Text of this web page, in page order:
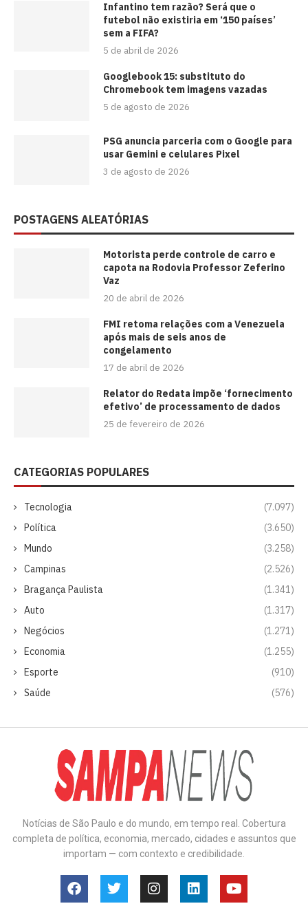
⁠Infantino tem razão? Será que o
futebol não existiria em ‘150 países’
sem a FIFA?
5 de abril de 2026
Googlebook 15: substituto do
Chromebook tem imagens vazadas
5 de agosto de 2026
PSG anuncia parceria com o Google para
usar Gemini e celulares Pixel
3 de agosto de 2026
POSTAGENS ALEATÓRIAS
Motorista perde controle de carro e
capota na Rodovia Professor Zeferino
Vaz
20 de abril de 2026
FMI retoma relações com a Venezuela
após mais de seis anos de
congelamento
17 de abril de 2026
Relator do Redata impõe ‘fornecimento
efetivo’ de processamento de dados
25 de fevereiro de 2026
CATEGORIAS POPULARES
Tecnologia
(7.097)
Política
(3.650)
Mundo
(3.258)
Campinas
(2.526)
Bragança Paulista
(1.341)
Auto
(1.317)
Negócios
(1.271)
Economia
(1.255)
Esporte
(910)
Saúde
(576)
Notícias de São Paulo e do mundo, em tempo real. Cobertura
completa de política, economia, mercado, cidades e assuntos que
importam — com contexto e credibilidade.